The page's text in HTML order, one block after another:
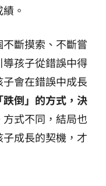
。
斷摸索、不斷嘗
導孩子從錯誤中得
會在錯誤中成長
倒」的方式，決
方式不同，結局也
成長的契機，才